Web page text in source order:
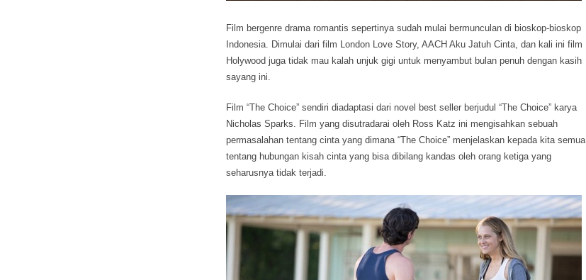
Film bergenre drama romantis sepertinya sudah mulai bermunculan di bioskop-bioskop
Indonesia. Dimulai dari film London Love Story, AACH Aku Jatuh Cinta, dan kali ini film
Holywood juga tidak mau kalah unjuk gigi untuk menyambut bulan penuh dengan kasih
sayang ini.
Film “The Choice” sendiri diadaptasi dari novel best seller berjudul “The Choice” karya
Nicholas Sparks. Film yang disutradarai oleh Ross Katz ini mengisahkan sebuah
permasalahan tentang cinta yang dimana “The Choice” menjelaskan kepada kita semua
tentang hubungan kisah cinta yang bisa dibilang kandas oleh orang ketiga yang
seharusnya tidak terjadi.